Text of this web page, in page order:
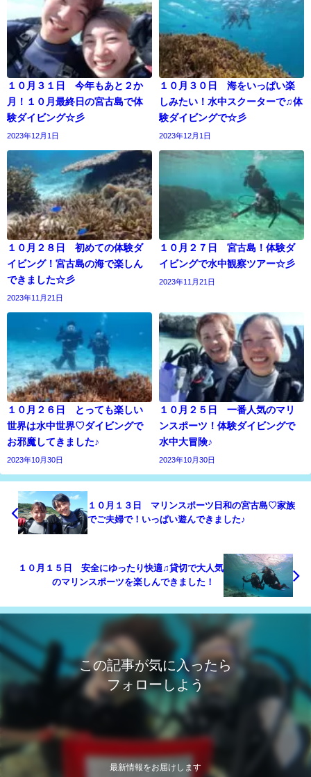
１０月３１日 今年もあと２か
月！１０月最終日の宮古島で体
験ダイビング☆彡
2023年12月1日
１０月３０日 海をいっぱい楽
しみたい！水中スクーターで♫体
験ダイビングで☆彡
2023年12月1日
１０月２８日 初めての体験ダ
イビング！宮古島の海で楽しん
できました☆彡
2023年11月21日
１０月２７日 宮古島！体験ダ
イビングで水中観察ツアー☆彡
2023年11月21日
１０月２６日 とっても楽しい
世界は水中世界♡ダイビングで
お邪魔してきました♪
2023年10月30日
１０月２５日 一番人気のマリ
ンスポーツ！体験ダイビングで
水中大冒険♪
2023年10月30日
１０月１３日 マリンスポーツ日和の宮古島♡家族
でご夫婦で！いっぱい遊んできました♪
１０月１５日 安全にゆったり快適♫貸切で大人気
のマリンスポーツを楽しんできました！
この記事が気に入ったら
フォローしよう
最新情報をお届けします